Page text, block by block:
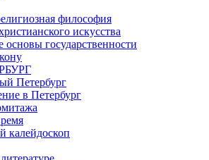
философия
искусства
основы государственности
Петербург
в Петербург
калейдоскоп